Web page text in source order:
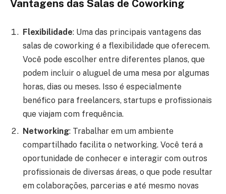
Vantagens das Salas de Coworking
Flexibilidade: Uma das principais vantagens das
salas de coworking é a flexibilidade que oferecem.
Você pode escolher entre diferentes planos, que
podem incluir o aluguel de uma mesa por algumas
horas, dias ou meses. Isso é especialmente
benéfico para freelancers, startups e profissionais
que viajam com frequência.
Networking: Trabalhar em um ambiente
compartilhado facilita o networking. Você terá a
oportunidade de conhecer e interagir com outros
profissionais de diversas áreas, o que pode resultar
em colaborações, parcerias e até mesmo novas